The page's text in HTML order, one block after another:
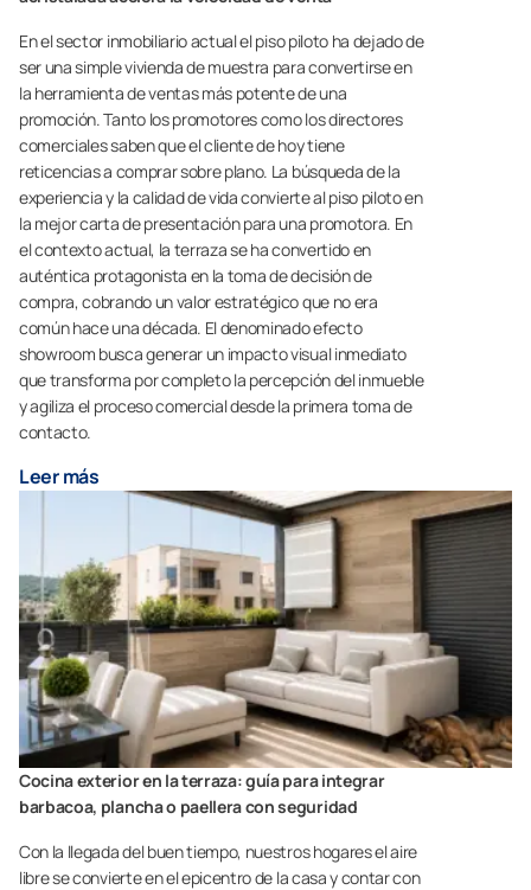
En el sector inmobiliario actual el piso piloto ha dejado de
ser una simple vivienda de muestra para convertirse en
la herramienta de ventas más potente de una
promoción. Tanto los promotores como los directores
comerciales saben que el cliente de hoy tiene
reticencias a comprar sobre plano. La búsqueda de la
experiencia y la calidad de vida convierte al piso piloto en
la mejor carta de presentación para una promotora. En
el contexto actual, la terraza se ha convertido en
auténtica protagonista en la toma de decisión de
compra, cobrando un valor estratégico que no era
común hace una década. El denominado efecto
showroom busca generar un impacto visual inmediato
que transforma por completo la percepción del inmueble
y agiliza el proceso comercial desde la primera toma de
contacto.
Leer más
Cocina exterior en la terraza: guía para integrar
barbacoa, plancha o paellera con seguridad
Con la llegada del buen tiempo, nuestros hogares el aire
libre se convierte en el epicentro de la casa y contar con